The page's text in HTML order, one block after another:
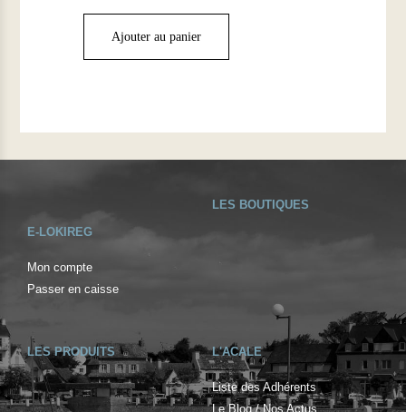
Ajouter au panier
LES BOUTIQUES
LES PRODUITS L'ACALE
Liste des Adhérents
Le Blog / Nos Actus
E-LOKIREG
Mon compte
Passer en caisse